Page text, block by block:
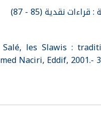
نقدية (85 - 87)
les Slawis :
Naciri, Eddif, 2001.-